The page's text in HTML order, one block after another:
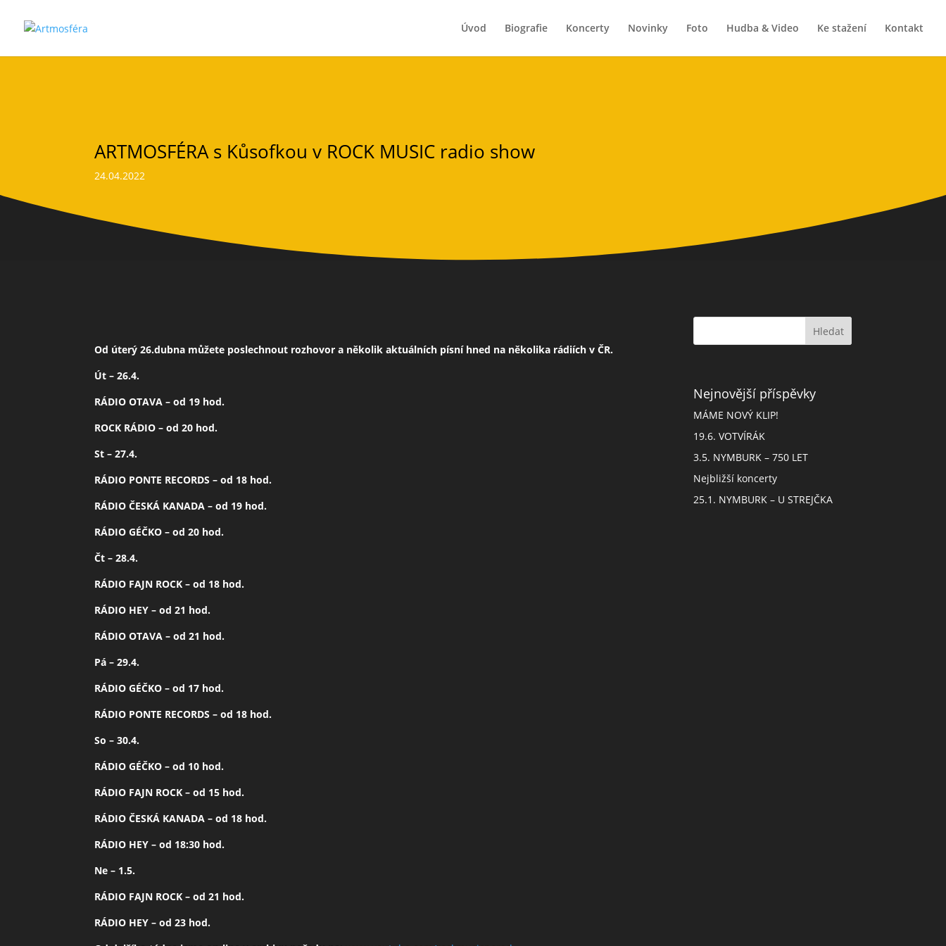
Úvod Biografie Koncerty Novinky Foto Hudba & Video Ke stažení Kontakt
ARTMOSFÉRA s Kůsofkou v ROCK MUSIC radio show
24.04.2022
Od úterý 26.dubna můžete poslechnout rozhovor a několik aktuálních písní hned na několika rádiích v ČR.
Út – 26.4.
RÁDIO OTAVA – od 19 hod.
ROCK RÁDIO – od 20 hod.
St – 27.4.
RÁDIO PONTE RECORDS – od 18 hod.
RÁDIO ČESKÁ KANADA – od 19 hod.
RÁDIO GÉČKO – od 20 hod.
Čt – 28.4.
RÁDIO FAJN ROCK – od 18 hod.
RÁDIO HEY – od 21 hod.
RÁDIO OTAVA – od 21 hod.
Pá – 29.4.
RÁDIO GÉČKO – od 17 hod.
RÁDIO PONTE RECORDS – od 18 hod.
So – 30.4.
RÁDIO GÉČKO – od 10 hod.
RÁDIO FAJN ROCK – od 15 hod.
RÁDIO ČESKÁ KANADA – od 18 hod.
RÁDIO HEY – od 18:30 hod.
Ne – 1.5.
RÁDIO FAJN ROCK – od 21 hod.
RÁDIO HEY – od 23 hod.
Nejnovější příspěvky
MÁME NOVÝ KLIP!
19.6. VOTVÍRÁK
3.5. NYMBURK – 750 LET
Nejbližší koncerty
25.1. NYMBURK – U STREJČKA